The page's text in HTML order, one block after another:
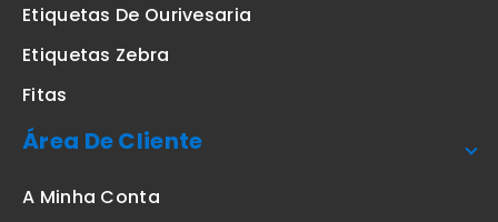
Etiquetas De Ourivesaria
Etiquetas Zebra
Fitas
Área De Cliente
A Minha Conta